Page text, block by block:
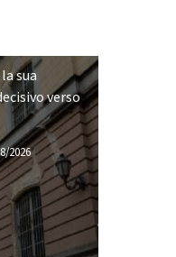
sua
verso
2026